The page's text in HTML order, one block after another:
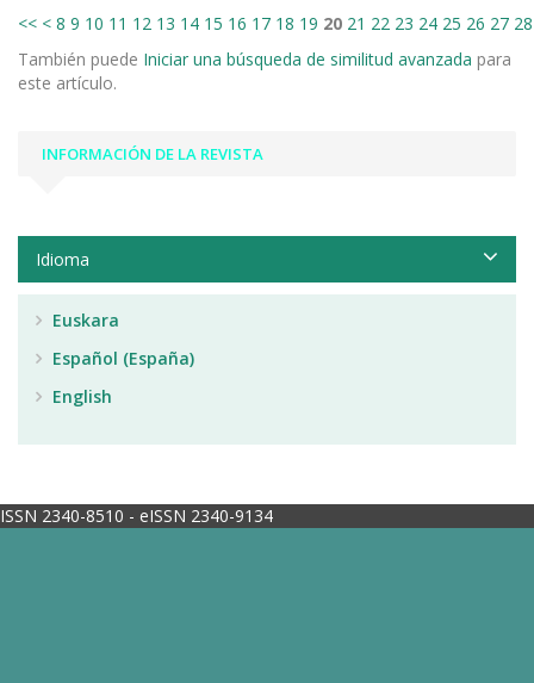
<< < 8 9 10 11 12 13 14 15 16 17 18 19 20 21 22 23 24 25 26 27 28
También puede Iniciar una búsqueda de similitud avanzada para
este artículo.
INFORMACIÓN DE LA REVISTA
Idioma
Euskara
Español (España)
English
ISSN 2340-8510 - eISSN 2340-9134